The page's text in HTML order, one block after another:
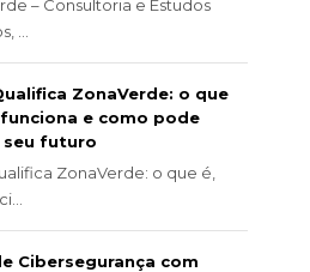
– Consultoria e Estudos
...
ZonaVerde: o que
e como pode
seu futuro
ZonaVerde: o que é,
Cibersegurança com